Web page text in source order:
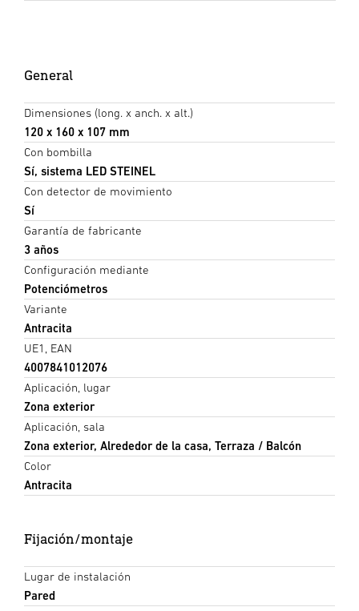
General
Dimensiones (long. x anch. x alt.)
120 x 160 x 107 mm
Con bombilla
Sí, sistema LED STEINEL
Con detector de movimiento
Sí
Garantía de fabricante
3 años
Configuración mediante
Potenciómetros
Variante
Antracita
UE1, EAN
4007841012076
Aplicación, lugar
Zona exterior
Aplicación, sala
Zona exterior, Alrededor de la casa, Terraza / Balcón
Color
Antracita
Fijación/montaje
Lugar de instalación
Pared